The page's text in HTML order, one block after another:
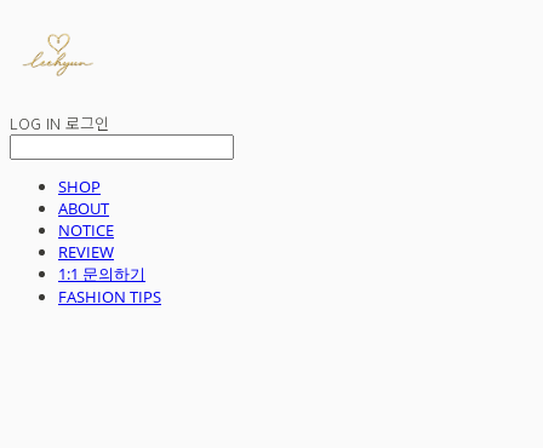
LOG IN 로그인
SHOP
ABOUT
NOTICE
REVIEW
1:1 문의하기
FASHION TIPS